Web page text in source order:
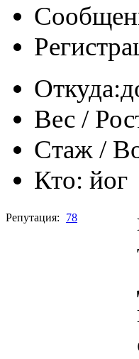
Откуда:
Вес /
Стаж /
Кто: йог
Репутация: 78